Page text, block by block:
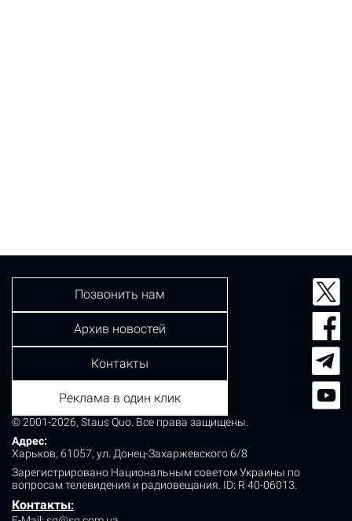
© 2001-2026, Staus Quo. Все права защищены.
Адрес:
Харьков, 61057, ул. Донец-Захаржевского 6/8
Зарегистрировано Национальным советом Украины по
вопросам телевидения и радиовещания. ID: R 40-06013.
Контакты:
Позвонить нам
Архив новостей
Контакты
Реклама в один клик